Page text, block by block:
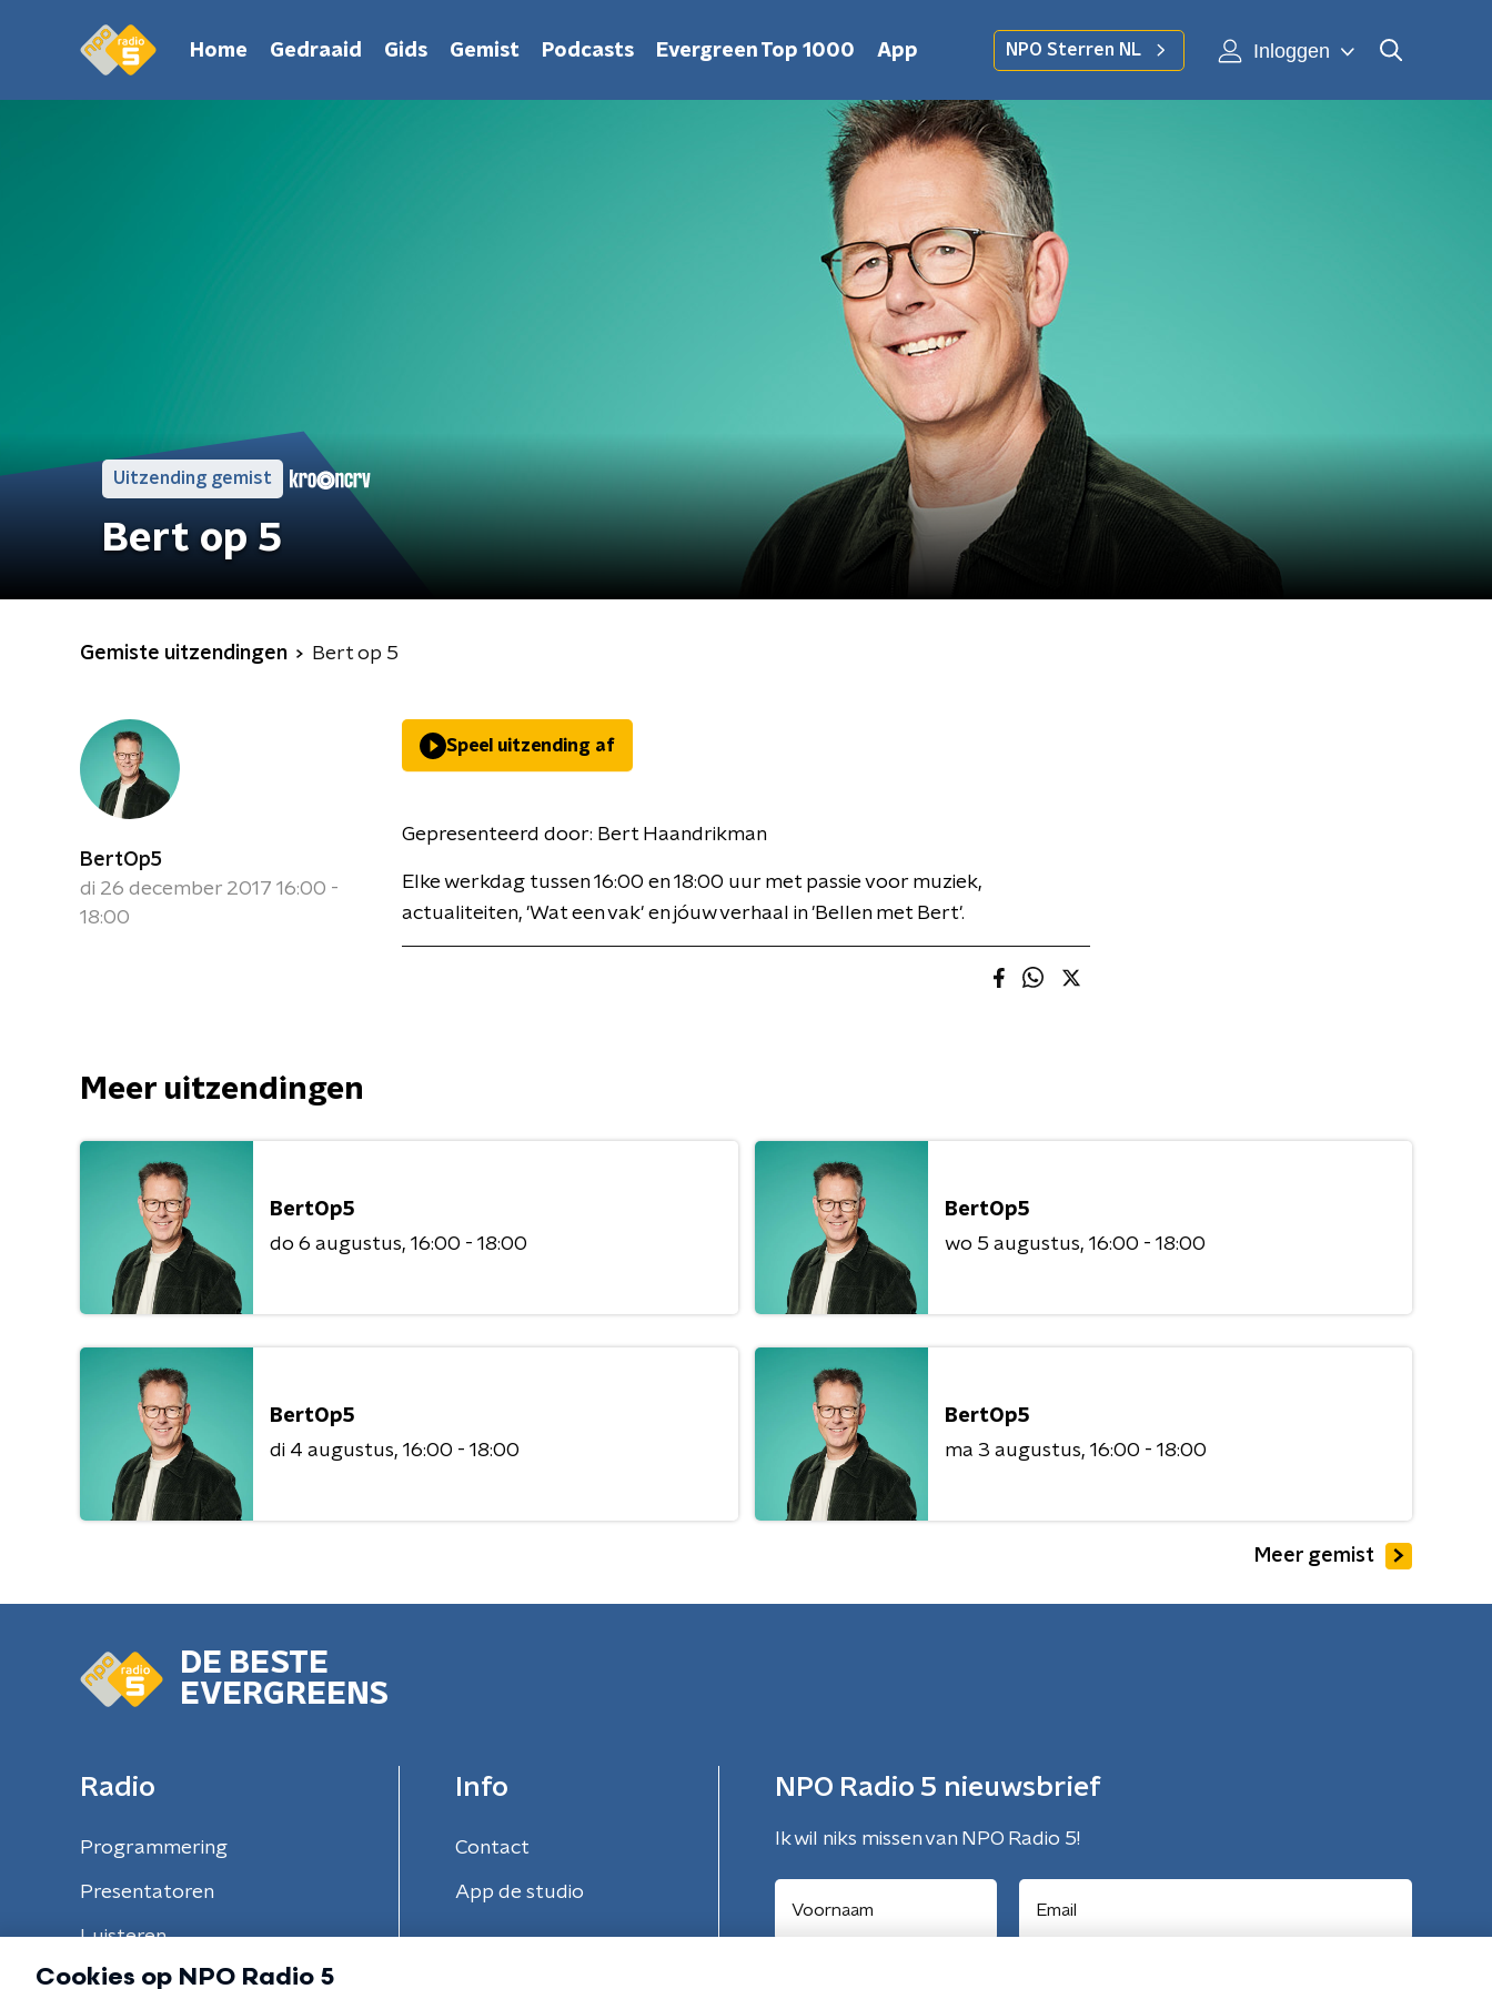
Home Gedraaid Gids Gemist Podcasts Evergreen Top 1000 App NPO Sterren NL Inloggen
Uitzending gemist
Bert op 5
Gemiste uitzendingen Bert op 5
BertOp5
di 26 december 2017 16:00 -
18:00
Speel uitzending af
Gepresenteerd door: Bert Haandrikman
Elke werkdag tussen 16:00 en 18:00 uur met passie voor muziek,
actualiteiten, 'Wat een vak' en jóuw verhaal in 'Bellen met Bert'.
Meer uitzendingen
BertOp5
do 6 augustus 16:00 - 18:00
BertOp5
wo 5 augustus 16:00 - 18:00
BertOp5
di 4 augustus 16:00 - 18:00
BertOp5
ma 3 augustus 16:00 - 18:00
Meer gemist
DE BESTE
EVERGREENS
Radio
Programmering
Presentatoren
Luisteren
Info
Contact
App de studio
NPO Radio 5 nieuwsbrief
Ik wil niks missen van NPO Radio 5!